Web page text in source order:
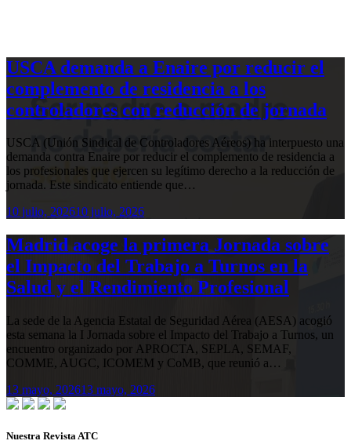
USCA demanda a Enaire por reducir el
complemento de residencia a los
controladores con reducción de jornada
USCA (Unión Sindical de Controladores Aéreos) ha interpuesto una
demanda contra Enaire por reducir el complemento de residencia a
los profesionales que ejercen su legítimo derecho a la reducción de
jornada. Este sindicato entiende que…
10 julio, 202610 julio, 2026
Madrid acoge la primera Jornada sobre
el Impacto del Trabajo a Turnos en la
Salud y el Rendimiento Profesional
La sede de la Agencia Estatal de Seguridad Aérea (AESA) acogió
esta semana la I Jornada sobre el Impacto del Trabajo a Turnos, un
encuentro organizado por APROCTA, SEPLA, SEMAF,
COMME, AUGC, ICOMEM y CoMB, que reunió a…
13 mayo, 202613 mayo, 2026
Nuestra Revista ATC